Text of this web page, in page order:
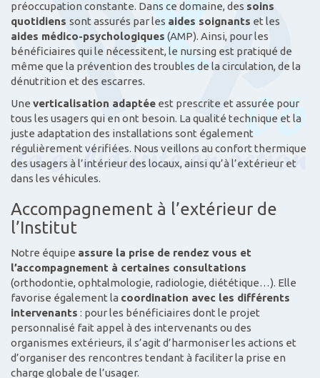
préoccupation constante. Dans ce domaine, des soins
quotidiens sont assurés par les aides soignants et les
aides médico-psychologiques (AMP). Ainsi, pour les
bénéficiaires qui le nécessitent, le nursing est pratiqué de
même que la prévention des troubles de la circulation, de la
dénutrition et des escarres.
Une verticalisation adaptée est prescrite et assurée pour
tous les usagers qui en ont besoin. La qualité technique et la
juste adaptation des installations sont également
régulièrement vérifiées. Nous veillons au confort thermique
des usagers à l’intérieur des locaux, ainsi qu’à l’extérieur et
dans les véhicules.
Accompagnement à l’extérieur de
l’Institut
Notre équipe assure la prise de rendez vous et
l’accompagnement à certaines consultations
(orthodontie, ophtalmologie, radiologie, diététique…). Elle
favorise également la coordination avec les différents
intervenants : pour les bénéficiaires dont le projet
personnalisé fait appel à des intervenants ou des
organismes extérieurs, il s’agit d’harmoniser les actions et
d’organiser des rencontres tendant à faciliter la prise en
charge globale de l’usager.